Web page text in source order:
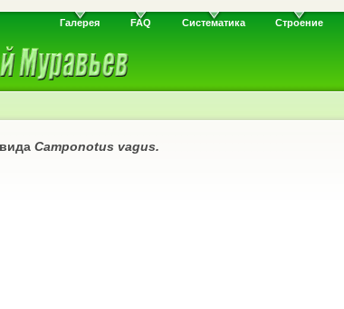
Галерея FAQ Систематика Строение
Camponotus vagus.